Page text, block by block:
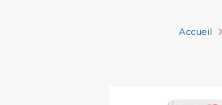
Accueil